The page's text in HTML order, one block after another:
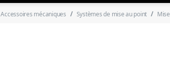
Accessoires mécaniques Systèmes de mise au point